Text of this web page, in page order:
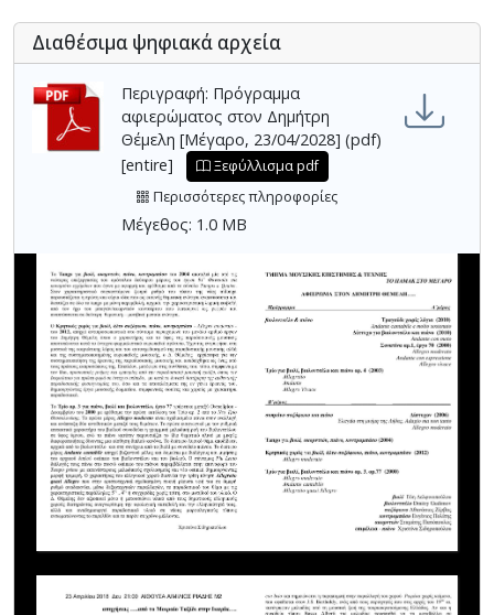
Διαθέσιμα ψηφιακά αρχεία
Περιγραφή: Πρόγραμμα
αφιερώματος στον Δημήτρη
Θέμελη [Μέγαρο, 23/04/2028] (pdf)
[entire]
Ξεφύλλισμα pdf
Περισσότερες πληροφορίες
Μέγεθος: 1.0 MB